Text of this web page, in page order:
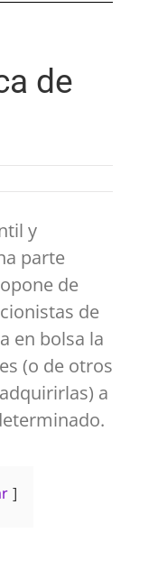
de
y
parte
de
de
en bolsa la
(o de otros
a